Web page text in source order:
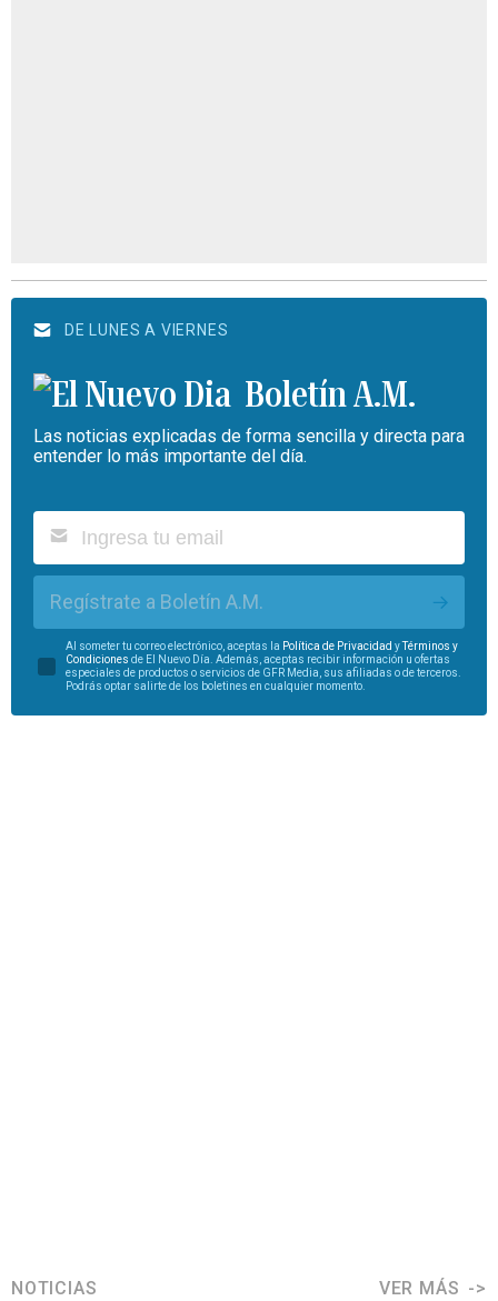
DE LUNES A VIERNES
Boletín A.M.
Las noticias explicadas de forma sencilla y directa para
entender lo más importante del día.
Regístrate a Boletín A.M.
Al someter tu correo electrónico, aceptas la Política de Privacidad yTérminos y
Condiciones de El Nuevo Día. Además, aceptas recibir información u ofertas
especiales de productos o servicios de GFR Media, sus afiliadas o de terceros.
Podrás optar salirte de los boletines en cualquier momento.
NOTICIAS VER MÁS